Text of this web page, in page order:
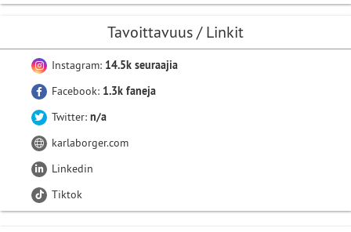
Tavoittavuus / Linkit
Instagram: 14.5k seuraajia
Facebook: 1.3k faneja
Twitter: n/a
karlaborger.com
Linkedin
Tiktok